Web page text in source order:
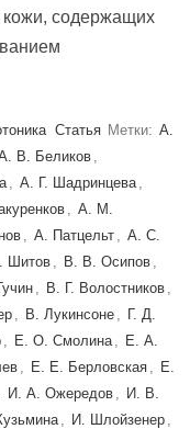
кожи, содержащих
Статья Метки: А.
В. Беликов ,
, А. Г. Шадринцева ,
, А. М.
, А. Патцельт , А. С.
Шитов , В. В. Осипов ,
, В. Г. Волостников ,
, В. Лукинсоне , Г. Д.
, Е. O. Смолина , Е. А.
, Е. Е. Берловская , Е.
И. А. Ожередов , И. В.
, И. Шлойзенер ,